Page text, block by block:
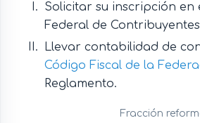
Solicitar su inscripción en
Federal de
Llevar contabilidad de
Código Fiscal de la
Reglamento.
Fracción